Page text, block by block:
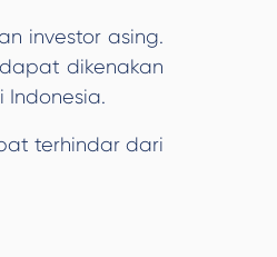
investor asing.
dapat dikenakan
terhindar dari